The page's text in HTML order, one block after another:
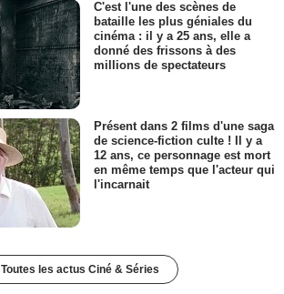
C'est l'une des scènes de
bataille les plus géniales du
cinéma : il y a 25 ans, elle a
donné des frissons à des
millions de spectateurs
Présent dans 2 films d'une saga
de science-fiction culte ! Il y a
12 ans, ce personnage est mort
en même temps que l'acteur qui
l'incarnait
Toutes les actus Ciné & Séries